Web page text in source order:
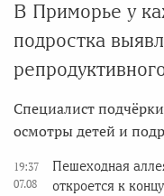
В Приморье у
подростка
Специалист
осмотры детей и
19:37
07.08
Пешеходная
откроется к